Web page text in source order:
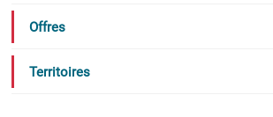
Offres
Territoires